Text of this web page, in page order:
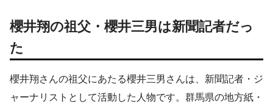
櫻井翔の祖父・櫻井三男は新聞記者だっ
た
櫻井翔さんの祖父にあたる櫻井三男さんは、新聞記者・ジ
ャーナリストとして活動した人物です。群馬県の地方紙・